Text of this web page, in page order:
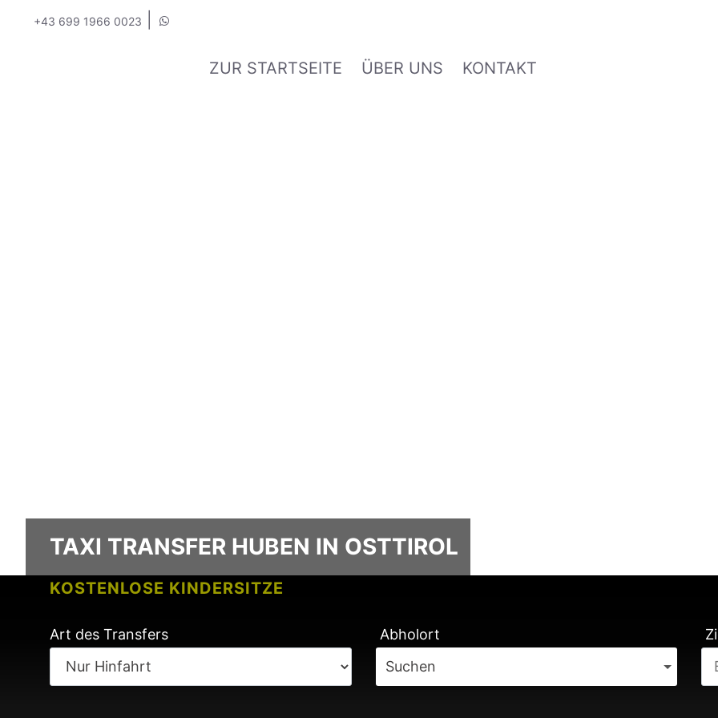
+43 699 1966 0023
ZUR STARTSEITE ÜBER UNS KONTAKT
KOSTENLOSE KINDERSITZE
KEINE GEBÜHREN BEI FLUGVERSPÄTUNG
TAXI TRANSFER HUBEN IN OSTTIROL
Art des Transfers
Abholort
Suchen